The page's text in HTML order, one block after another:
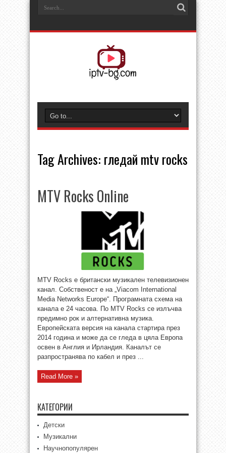
Tag Archives: гледай mtv rocks
MTV Rocks Online
MTV Rocks е британски музикален телевизионен
канал. Собственост е на „Viacom International
Media Networks Europe“. Програмната схема на
канала е 24 часова. По MTV Rocks се излъчва
предимно рок и алтернативна музика.
Европейската версия на канала стартира през
2014 година и може да се гледа в цяла Европа
освен в Англия и Ирландия. Каналът се
разпространява по кабел и през ...
Read More »
КАТЕГОРИИ
Детски
Музикални
Научнопопулярен